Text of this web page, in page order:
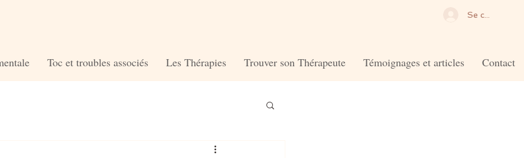
Se connecter
Toc et troubles associés Les Thérapies Trouver son Thérapeute Témoignages et articles Contact